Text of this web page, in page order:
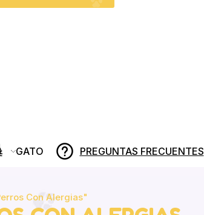
GATO PREGUNTAS FRECUENTES
Con Alergias"